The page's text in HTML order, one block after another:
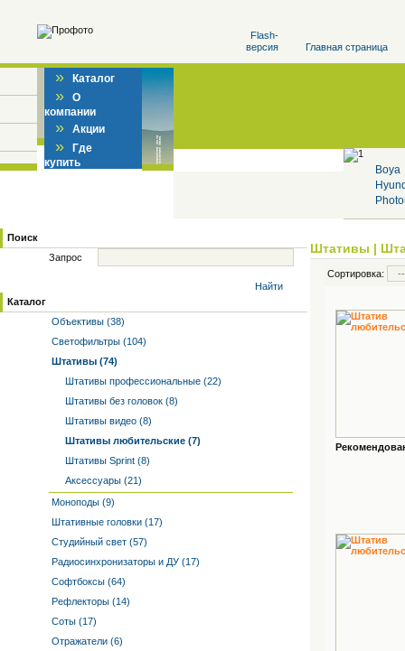
Flash-
версия
Главная страница
» Каталог
» О
компании
» Акции
» Где
купить
Boya
Поиск
Запрос
Найти
Каталог
Объективы (38)
Светофильтры (104)
Штативы (74)
Штативы профессиональные (22)
Штативы без головок (8)
Штативы видео (8)
Штативы любительские (7)
Штативы Sprint (8)
Аксессуары (21)
Моноподы (9)
Штативные головки (17)
Студийный свет (57)
Радиосинхронизаторы и ДУ (17)
Софтбоксы (64)
Рефлекторы (14)
Соты (17)
Отражатели (6)
Штативы |
Сортировка: